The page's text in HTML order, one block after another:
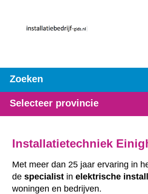
Zoeken
Selecteer provincie
Installatietechniek
Met meer dan 25 jaar ervaring in
de specialist in elektrische
woningen en bedrijven.